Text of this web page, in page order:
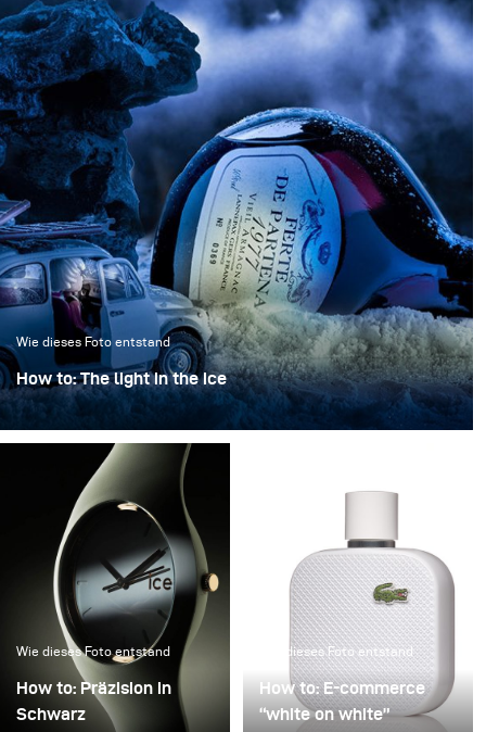
Wie dieses Foto entstand
How to: The light in the ice
“Das Licht im Eis” verwandelt eine ikonische Flasche in
ein skulpturales Objekt, eingefroren in einer klaren,
kristallinen Atmosphäre.
Wie dieses Foto entstand
How to: Präzision in
Schwarz
Wie dieses Foto entstand
How to: E-commerce
“white on white”